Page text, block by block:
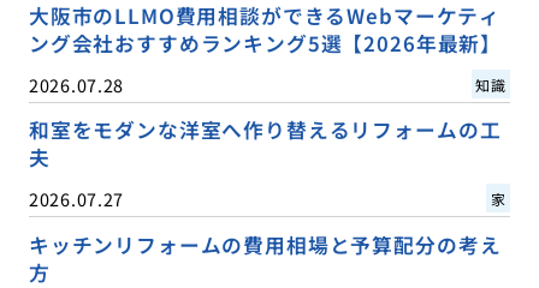
大阪市のLLMO費用相談ができるWebマーケティ
ング会社おすすめランキング5選【2026年最新】
2026.07.28 知識
和室をモダンな洋室へ作り替えるリフォームの工
夫
2026.07.27 家
キッチンリフォームの費用相場と予算配分の考え
方